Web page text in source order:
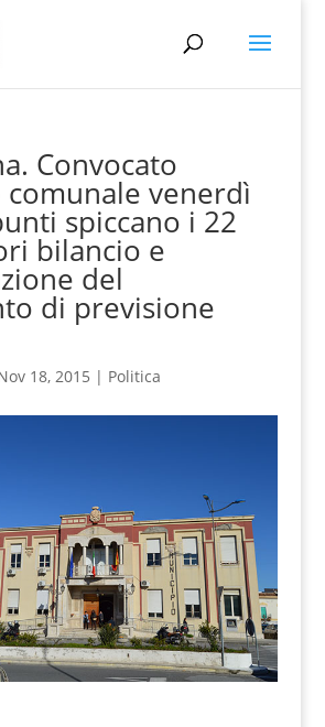
Convocato
comunale venerdì
spiccano i 22
bilancio e
del
di previsione
18, 2015 | Politica